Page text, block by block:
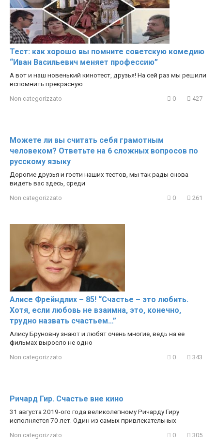
Тест: как хорошо вы помните советскую комедию
“Иван Васильевич меняет профессию”
А вот и наш новенький кинотест, друзья! На сей раз мы решили
вспомнить прекрасную
Non categorizzato 0 427
Можете ли вы считать себя грамотным
человеком? Ответьте на 6 сложных вопросов по
русскому языку
Дорогие друзья и гости наших тестов, мы так рады снова
видеть вас здесь, среди
Non categorizzato 0 261
Алисе Фрейндлих – 85! “Счастье – это любить.
Хотя, если любовь не взаимна, это, конечно,
трудно назвать счастьем…”
Алису Бруновну знают и любят очень многие, ведь на ее
фильмах выросло не одно
Non categorizzato 0 343
Ричард Гир. Счастье вне кино
31 августа 2019-ого года великолепному Ричарду Гиру
исполняется 70 лет. Один из самых привлекательных
Non categorizzato 0 305